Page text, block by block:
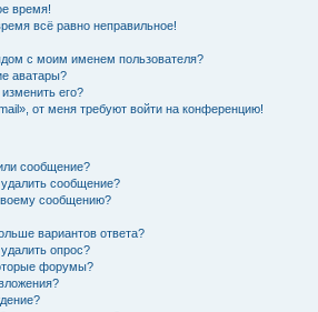
время!
всё равно неправильное!
с моим именем пользователя?
аватары?
его?
от меня требуют войти на конференцию!
сообщение?
сообщение?
сообщению?
вариантов ответа?
опрос?
форумы?